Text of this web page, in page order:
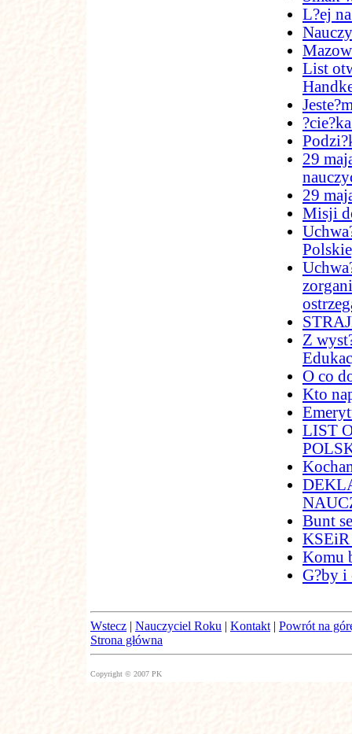
L?ej
List
29
29
Misji
Z
O co
Kto
LIST
Bunt
KSEiR
Komu
G?by i
Wstecz | Nauczyciel Roku | Kontakt | Powrót na
Strona główna
Copyright © 2007 PK